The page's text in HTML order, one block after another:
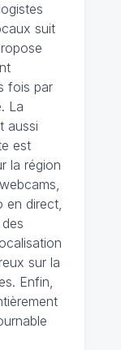
suit
fois par
La
aussi
est
la région
en direct,
sur la
Enfin,